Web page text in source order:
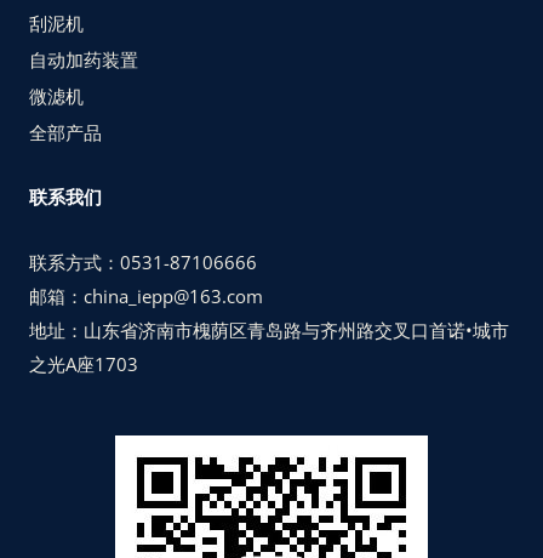
刮泥机
自动加药装置
微滤机
全部产品
联系我们
联系方式：0531-87106666
邮箱：china_iepp@163.com
地址：山东省济南市槐荫区青岛路与齐州路交叉口首诺•城市
之光A座1703